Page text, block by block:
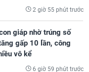
2 giờ 55 phút trước
giáp nhờ trúng số
gấp 10 lần, công
vô kể
6 giờ 59 phút trước